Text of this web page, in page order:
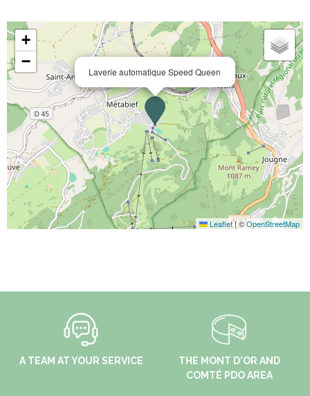
Laverie automatique Speed Queen
+
−
Leaflet|©OpenStreetMap
A TEAM AT YOUR SERVICE
THE MONT D'OR AND
COMTÉ PDO AREA